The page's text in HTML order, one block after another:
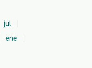
jul
ene